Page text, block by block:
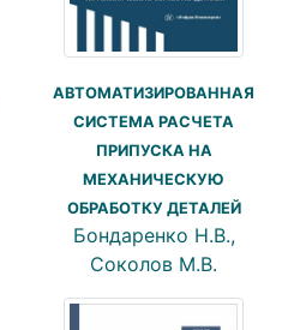
АВТОМАТИЗИРОВАННАЯ
СИСТЕМА РАСЧЕТА
ПРИПУСКА НА
МЕХАНИЧЕСКУЮ
ОБРАБОТКУ ДЕТАЛЕЙ
Бондаренко Н.В.,
Соколов М.В.